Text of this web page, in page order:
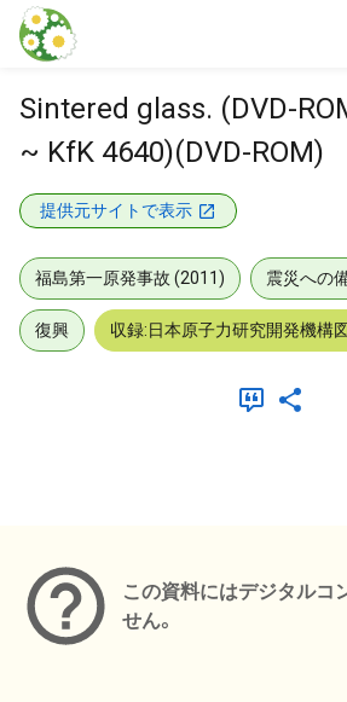
本文に飛ぶ
Sintered glass. (DVD-
~ KfK 4640)(DVD-ROM)
提供元サイトで表示
福島第一原発事故 (2011) 震災への
復興 収録:日本原子力研究開発機構
この資料にはデジタルコ
せん。